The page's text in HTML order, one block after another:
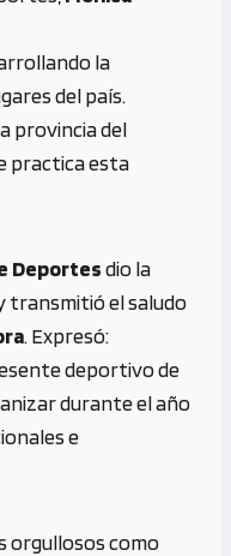
la
del país.
provincia del
practica esta
Deportesdio la
transmitió el saludo
. Expresó:
deportivo de
durante el año
e
orgullosos como